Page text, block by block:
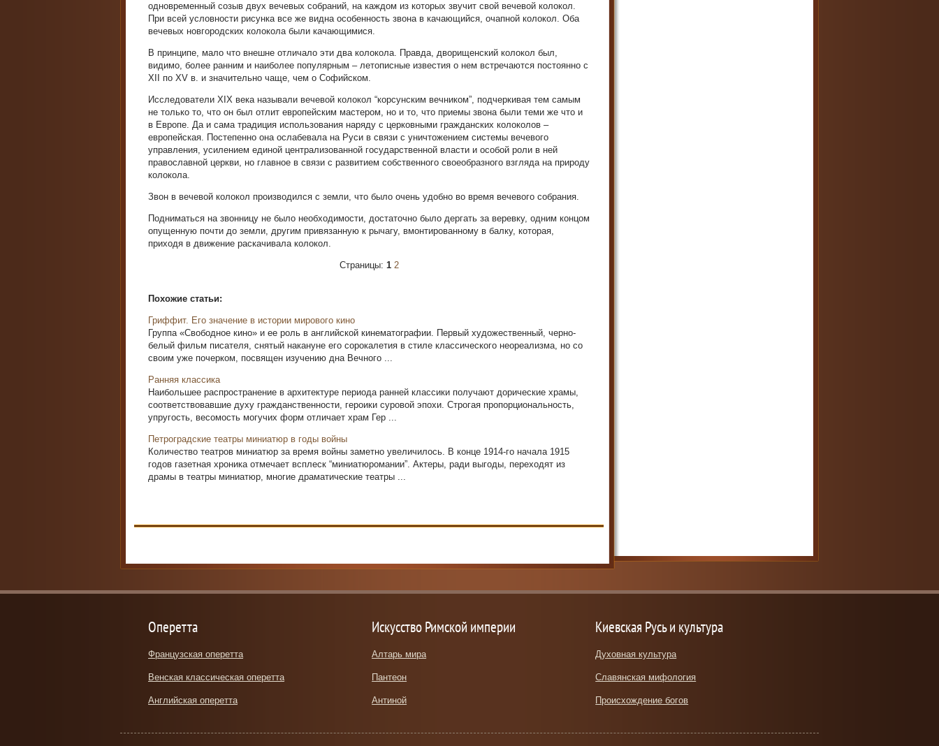
одновременный созыв двух вечевых собраний, на каждом из которых звучит свой вечевой колокол.
При всей условности рисунка все же видна особенность звона в качающийся, очапной колокол. Оба
вечевых новгородских колокола были качающимися.
В принципе, мало что внешне отличало эти два колокола. Правда, дворищенский колокол был,
видимо, более ранним и наиболее популярным – летописные известия о нем встречаются постоянно с
XII по XV в. и значительно чаще, чем о Софийском.
Исследователи XIX века называли вечевой колокол “корсунским вечником”, подчеркивая тем самым
не только то, что он был отлит европейским мастером, но и то, что приемы звона были теми же что и
в Европе. Да и сама традиция использования наряду с церковными гражданских колоколов –
европейская. Постепенно она ослабевала на Руси в связи с уничтожением системы вечевого
управления, усилением единой централизованной государственной власти и особой роли в ней
православной церкви, но главное в связи с развитием собственного своеобразного взгляда на природу
колокола.
Звон в вечевой колокол производился с земли, что было очень удобно во время вечевого собрания.
Подниматься на звонницу не было необходимости, достаточно было дергать за веревку, одним концом
опущенную почти до земли, другим привязанную к рычагу, вмонтированному в балку, которая,
приходя в движение раскачивала колокол.
Страницы: 1 2
Похожие статьи:
Гриффит. Его значение в истории мирового кино
Группа «Свободное кино» и ее роль в английской кинематографии. Первый художественный, черно-
белый фильм писателя, снятый накануне его сорокалетия в стиле классического неореализма, но со
своим уже почерком, посвящен изучению дна Вечного ...
Ранняя классика
Наибольшее распространение в архитек­туре периода ранней классики получают дорические хра­мы,
соответствовавшие духу гражданственности, героики суровой эпохи. Строгая пропорциональность,
упругость, весомость могучих форм отличает храм Гер ...
Петроградские театры миниатюр в годы войны
Количество театров миниатюр за время войны заметно увеличилось. В конце 1914-го начала 1915
годов газетная хроника отмечает всплеск “миниатюромании”. Актеры, ради выгоды, переходят из
драмы в театры миниатюр, многие драматические театры ...
Оперетта
Французская оперетта
Венская классическая оперетта
Английская оперетта
Искусство Римской империи
Алтарь мира
Пантеон
Антиной
Киевская Русь и культура
Духовная культура
Славянская мифология
Происхождение богов